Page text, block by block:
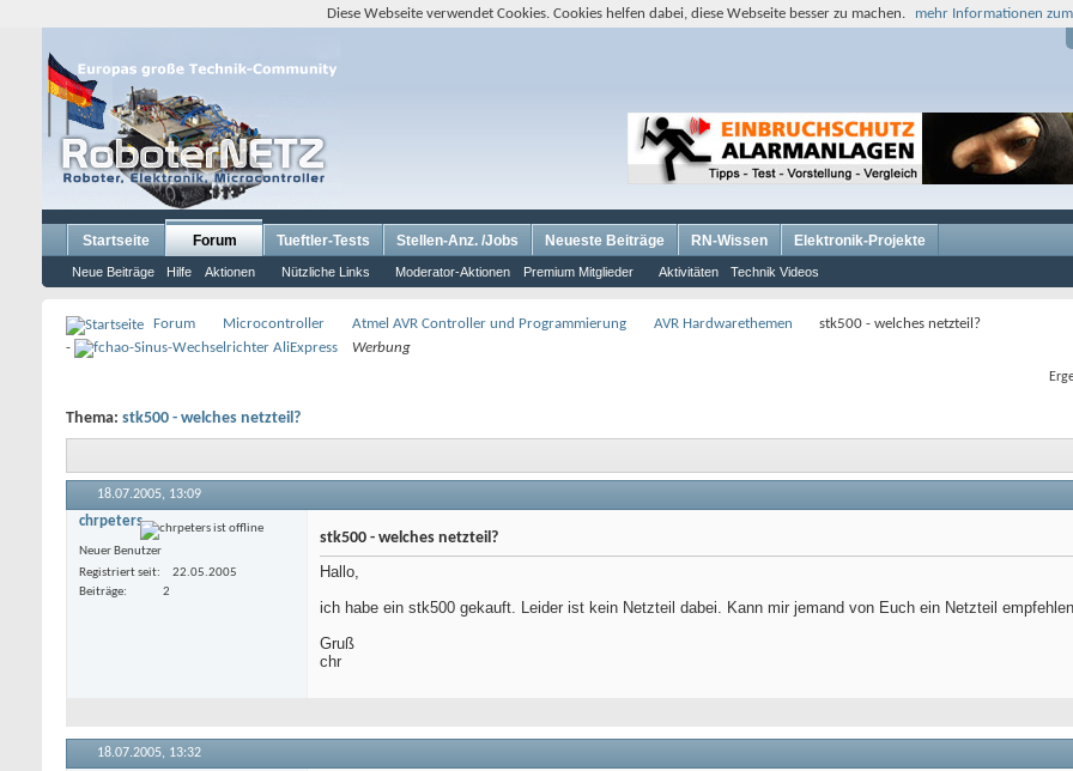
Startseite Forum
Neue Beiträge Hilfe Aktionen Nützliche Links Moderator-Aktionen Premium Mitglieder Aktivitäten Technik Videos
Tueftler-Tests Stellen-Anz. /Jobs Neueste Beiträge RN-Wissen Elektronik-Projekte
Forum Microcontroller Atmel AVR Controller und Programmierung AVR Hardwarethemen
stk500 - welches netzteil?
-
Werbung
Thema: stk500 - welches netzteil?
18.07.2005, 13:09
chrpeters
Neuer Benutzer
Registriert seit
22.05.2005
Beiträge
2
stk500 - welches netzteil?
Hallo,
ich habe ein stk500 gekauft. Leider ist kein Netzteil dabei. Kann mir jemand von Euch ein Netzteil
Gruß
chr
18.07.2005, 13:32
Diese Webseite verwendet Cookies. Cookies helfen dabei, diese Webseite besser zu machen. mehr Informationen